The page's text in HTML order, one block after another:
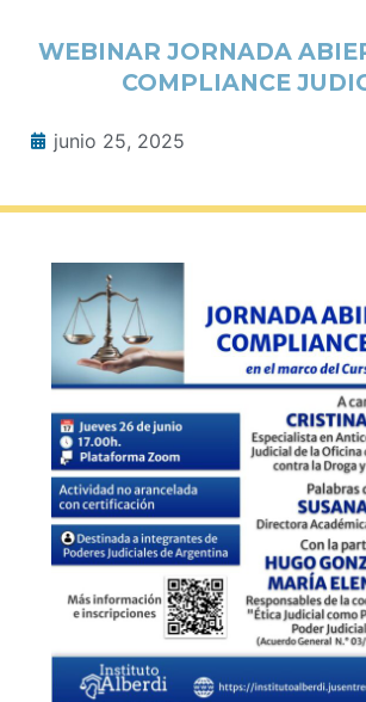
WEBINAR JORNADA
COMPLIANCE
junio 25, 2025